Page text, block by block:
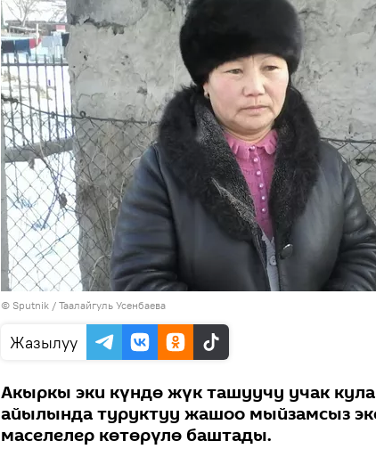
© Sputnik / Таалайгуль Усенбаева
Жазылуу
Акыркы эки күндө жүк ташуучу учак
айылында туруктуу жашоо мыйзамсыз
маселелер көтөрүлө баштады.